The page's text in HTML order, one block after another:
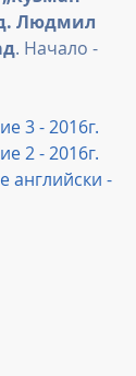
Людмил
. Начало -
3 - 2016г.
2 - 2016г.
английски -